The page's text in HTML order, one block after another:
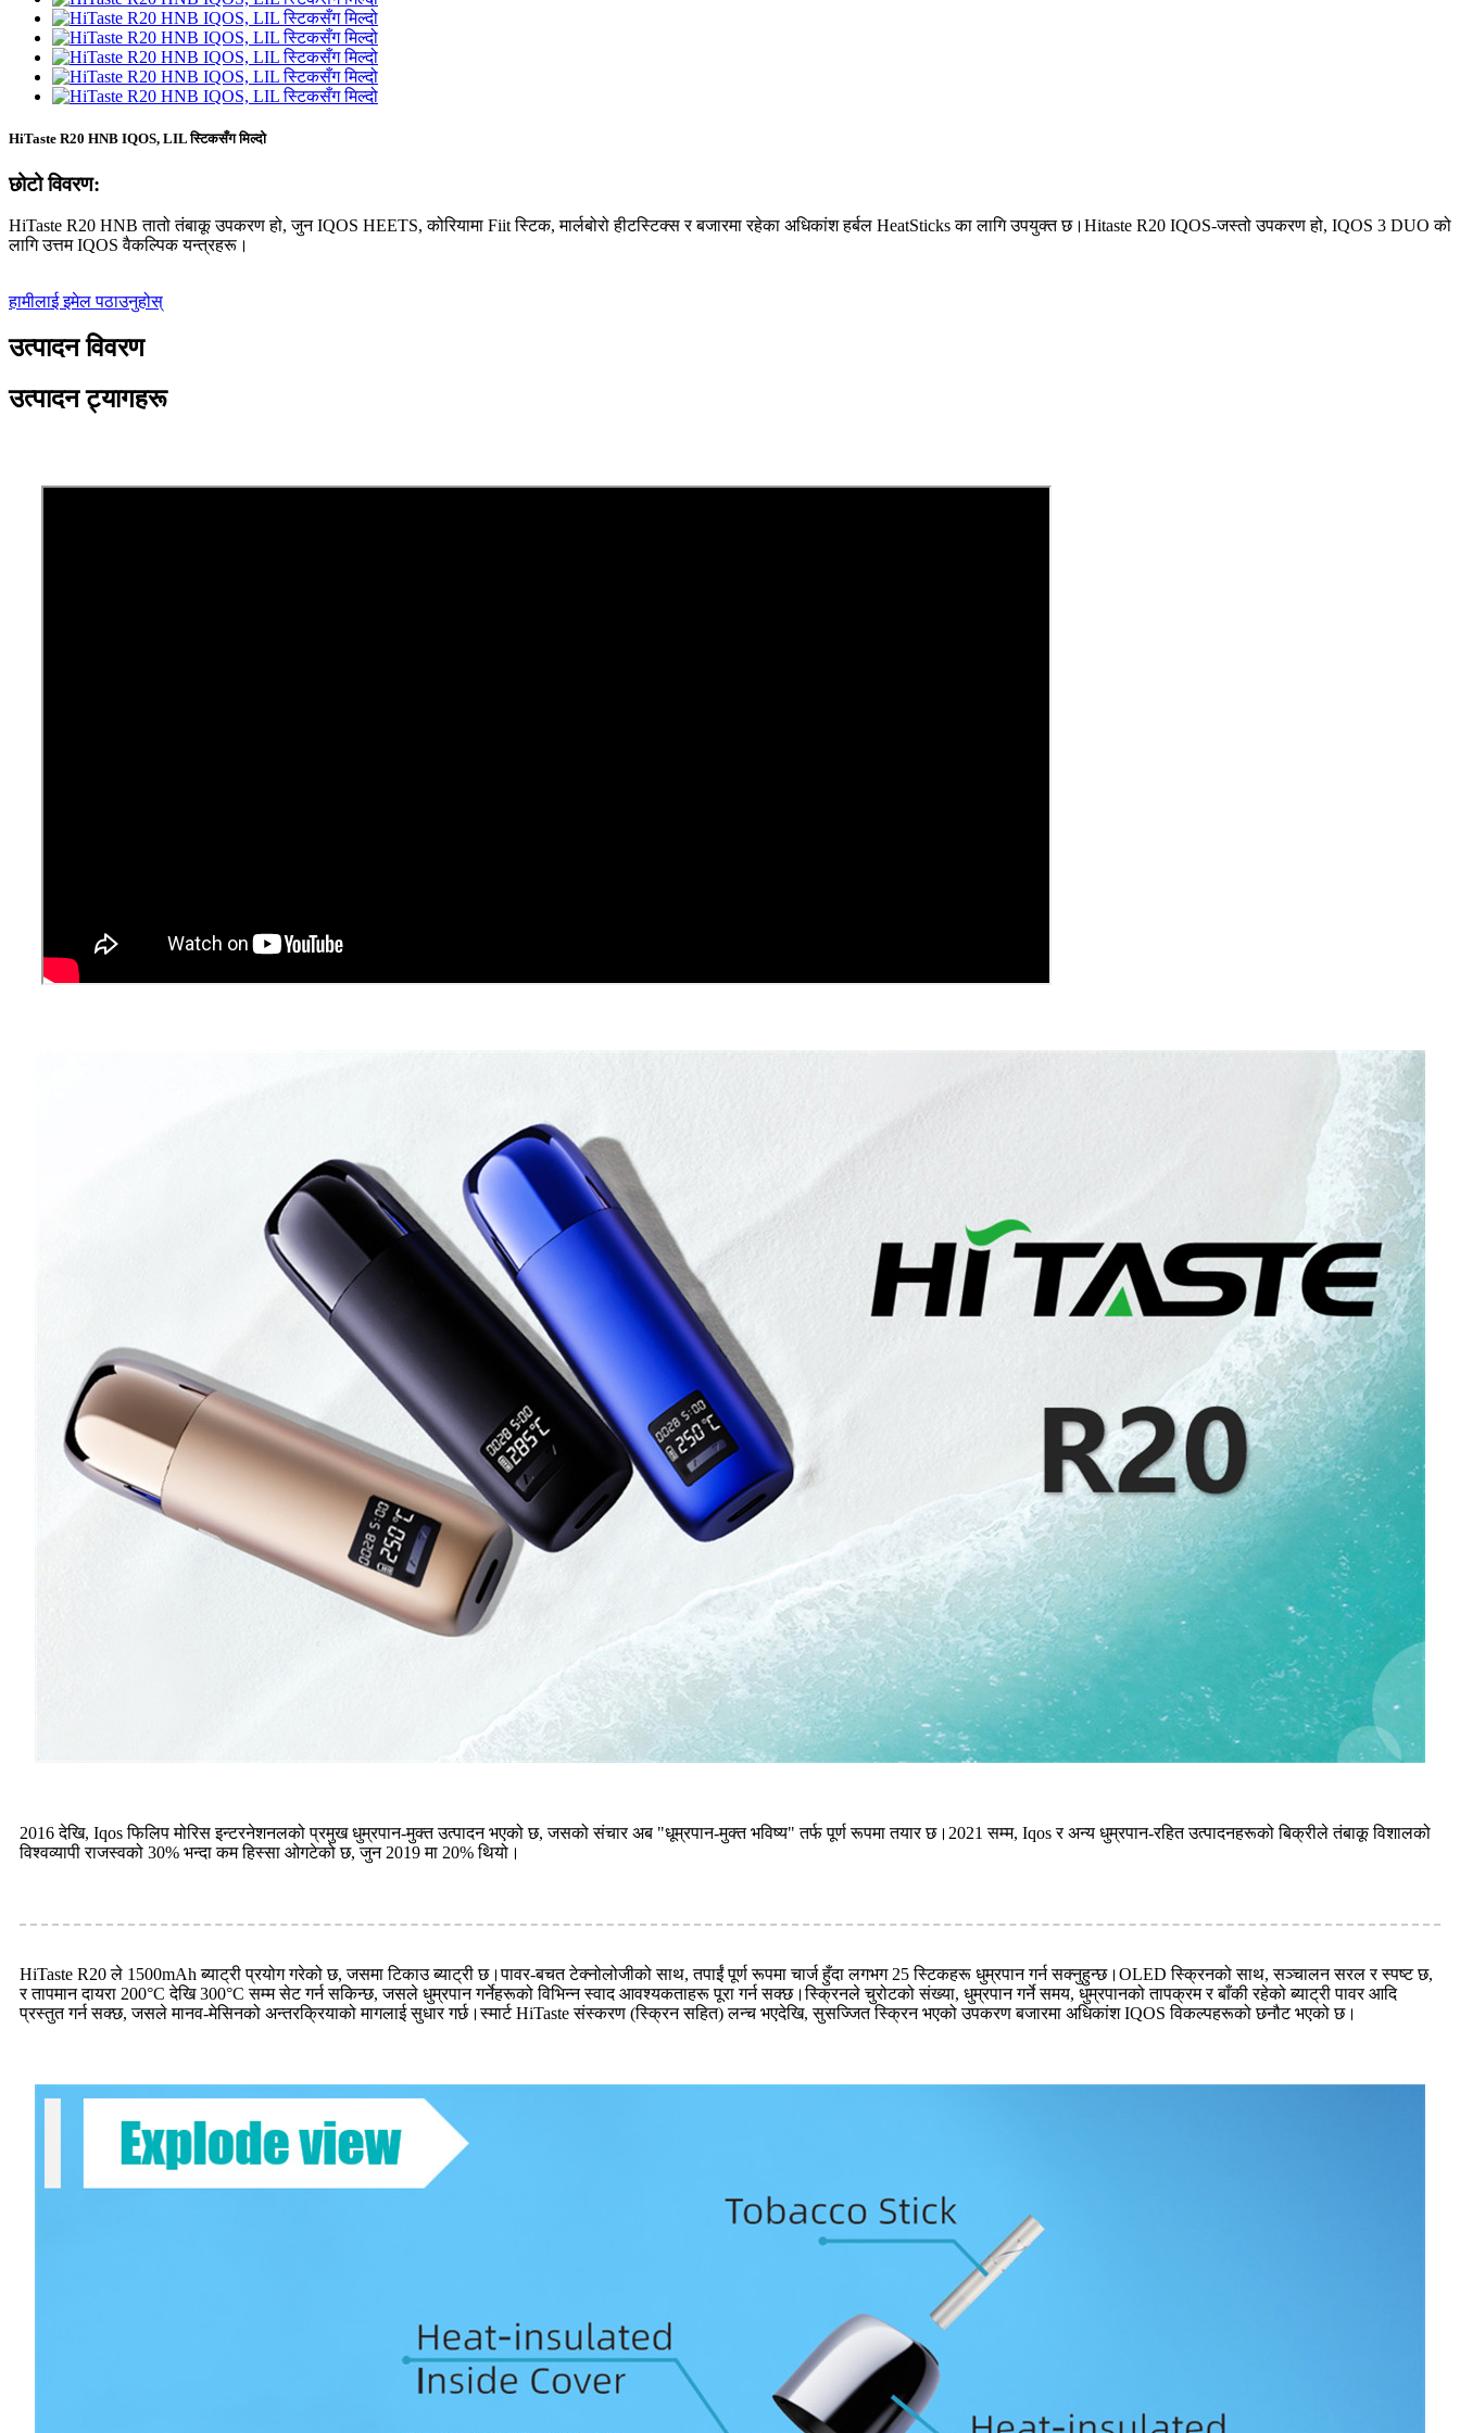
HiTaste R20 HNB IQOS, LIL स्टिकसँग मिल्दो
छोटो विवरण:
HiTaste R20 HNB तातो तंबाकू उपकरण हो, जुन IQOS HEETS, कोरियामा Fiit स्टिक, मार्लबोरो हीटस्टिक्स र बजारमा रहेका अधिकांश हर्बल HeatSticks का लागि उपयुक्त छ।Hitaste R20 IQOS-जस्तो उपकरण हो, IQOS 3 DUO को
लागि उत्तम IQOS वैकल्पिक यन्त्रहरू।
हामीलाई इमेल पठाउनुहोस्
उत्पादन विवरण
उत्पादन ट्यागहरू
2016 देखि, Iqos फिलिप मोरिस इन्टरनेशनलको प्रमुख धुम्रपान-मुक्त उत्पादन भएको छ, जसको संचार अब "धूम्रपान-मुक्त भविष्य" तर्फ पूर्ण रूपमा तयार छ।2021 सम्म, Iqos र अन्य धुम्रपान-रहित उत्पादनहरूको बिक्रीले तंबाकू विशालको
विश्वव्यापी राजस्वको 30% भन्दा कम हिस्सा ओगटेको छ, जुन 2019 मा 20% थियो।
HiTaste R20 ले 1500mAh ब्याट्री प्रयोग गरेको छ, जसमा टिकाउ ब्याट्री छ।पावर-बचत टेक्नोलोजीको साथ, तपाईं पूर्ण रूपमा चार्ज हुँदा लगभग 25 स्टिकहरू धुम्रपान गर्न सक्नुहुन्छ।OLED स्क्रिनको साथ, सञ्चालन सरल र स्पष्ट छ,
र तापमान दायरा 200°C देखि 300°C सम्म सेट गर्न सकिन्छ, जसले धुम्रपान गर्नेहरूको विभिन्न स्वाद आवश्यकताहरू पूरा गर्न सक्छ।स्क्रिनले चुरोटको संख्या, धुम्रपान गर्ने समय, धुम्रपानको तापक्रम र बाँकी रहेको ब्याट्री पावर आदि
प्रस्तुत गर्न सक्छ, जसले मानव-मेसिनको अन्तरक्रियाको मागलाई सुधार गर्छ।स्मार्ट HiTaste संस्करण (स्क्रिन सहित) लन्च भएदेखि, सुसज्जित स्क्रिन भएको उपकरण बजारमा अधिकांश IQOS विकल्पहरूको छनौट भएको छ।